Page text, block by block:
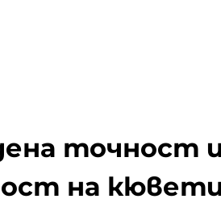
точност
на